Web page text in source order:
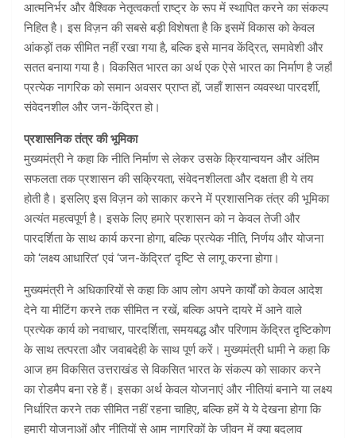
आत्मनिर्भर और वैश्विक नेतृत्वकर्ता राष्ट्र के रूप में स्थापित करने का संकल्प
निहित है। इस विज़न की सबसे बड़ी विशेषता है कि इसमें विकास को केवल
आंकड़ों तक सीमित नहीं रखा गया है, बल्कि इसे मानव केंद्रित, समावेशी और
सतत बनाया गया है। विकसित भारत का अर्थ एक ऐसे भारत का निर्माण है जहाँ
प्रत्येक नागरिक को समान अवसर प्राप्त हों, जहाँ शासन व्यवस्था पारदर्शी,
संवेदनशील और जन-केंद्रित हो।
प्रशासनिक तंत्र की भूमिका
मुख्यमंत्री ने कहा कि नीति निर्माण से लेकर उसके क्रियान्वयन और अंतिम
सफलता तक प्रशासन की सक्रियता, संवेदनशीलता और दक्षता ही ये तय
होती है। इसलिए इस विज़न को साकार करने में प्रशासनिक तंत्र की भूमिका
अत्यंत महत्वपूर्ण है। इसके लिए हमारे प्रशासन को न केवल तेजी और
पारदर्शिता के साथ कार्य करना होगा, बल्कि प्रत्येक नीति, निर्णय और योजना
को ‘लक्ष्य आधारित’ एवं ‘जन-केंद्रित’ दृष्टि से लागू करना होगा।
मुख्यमंत्री ने अधिकारियों से कहा कि आप लोग अपने कार्यों को केवल आदेश
देने या मीटिंग करने तक सीमित न रखें, बल्कि अपने दायरे में आने वाले
प्रत्येक कार्य को नवाचार, पारदर्शिता, समयबद्ध और परिणाम केंद्रित दृष्टिकोण
के साथ तत्परता और जवाबदेही के साथ पूर्ण करें। मुख्यमंत्री धामी ने कहा कि
आज हम विकसित उत्तराखंड से विकसित भारत के संकल्प को साकार करने
का रोडमैप बना रहे हैं। इसका अर्थ केवल योजनाएं और नीतियां बनाने या लक्ष्य
निर्धारित करने तक सीमित नहीं रहना चाहिए, बल्कि हमें ये ये देखना होगा कि
हमारी योजनाओं और नीतियों से आम नागरिकों के जीवन में क्या बदलाव